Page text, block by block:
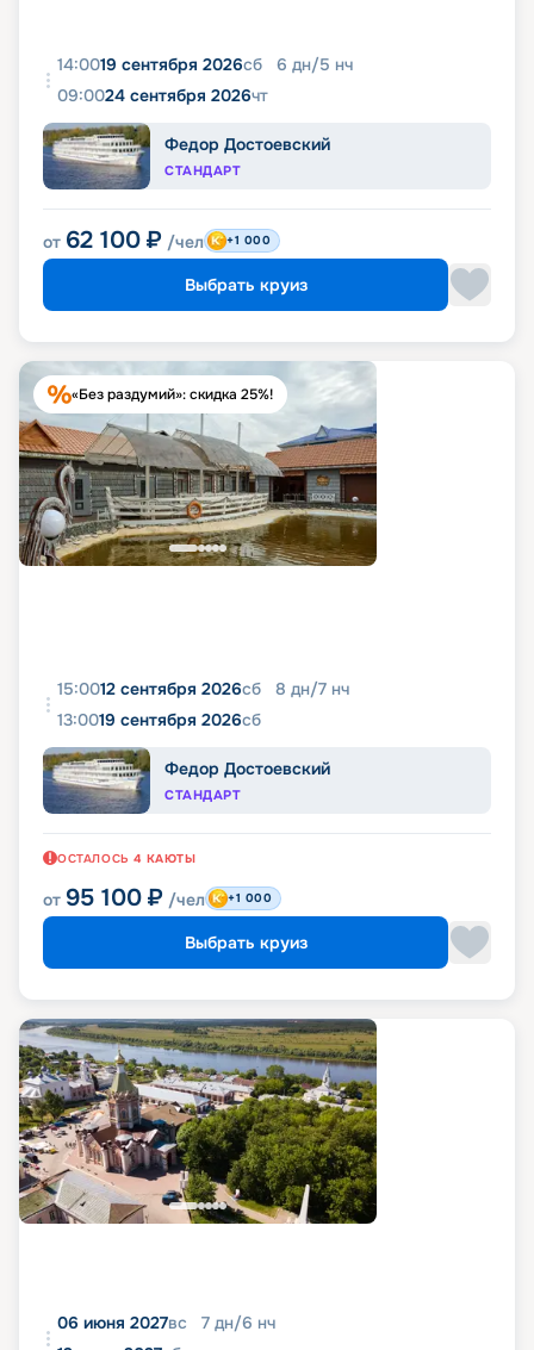
14:0019 сентября 2026сб 6 дн/5 нч
09:0024 сентября 2026чт
Федор Достоевский
СТАНДАРТ
от 62 100 ₽ /чел +1 000
Выбрать круиз
«Без раздумий»: скидка 25%!
15:0012 сентября 2026сб 8 дн/7 нч
13:0019 сентября 2026сб
Федор Достоевский
СТАНДАРТ
ОСТАЛОСЬ 4 КАЮТЫ
от 95 100 ₽ /чел +1 000
Выбрать круиз
06 июня 2027вс 7 дн/6 нч